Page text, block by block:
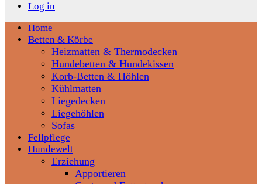
Log in
Home
Betten & Körbe
Heizmatten & Thermodecken
Hundebetten & Hundekissen
Korb-Betten & Höhlen
Kühlmatten
Liegedecken
Liegehöhlen
Sofas
Fellpflege
Hundewelt
Erziehung
Apportieren